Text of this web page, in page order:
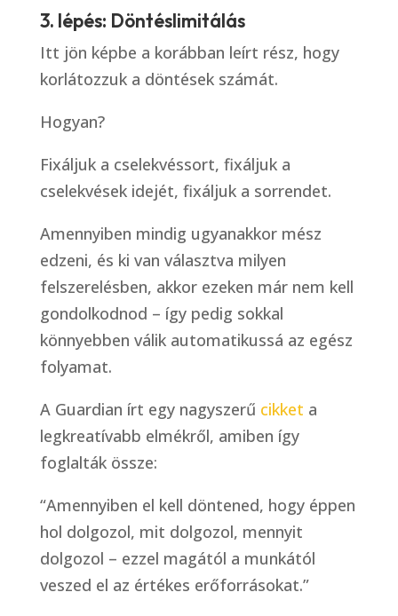
3. lépés: Döntéslimitálás
Itt jön képbe a korábban leírt rész, hogy
korlátozzuk a döntések számát.
Hogyan?
Fixáljuk a cselekvéssort, fixáljuk a
cselekvések idejét, fixáljuk a sorrendet.
Amennyiben mindig ugyanakkor mész
edzeni, és ki van választva milyen
felszerelésben, akkor ezeken már nem kell
gondolkodnod – így pedig sokkal
könnyebben válik automatikussá az egész
folyamat.
A Guardian írt egy nagyszerű cikket a
legkreatívabb elmékről, amiben így
foglalták össze:
“Amennyiben el kell döntened, hogy éppen
hol dolgozol, mit dolgozol, mennyit
dolgozol – ezzel magától a munkától
veszed el az értékes erőforrásokat.”